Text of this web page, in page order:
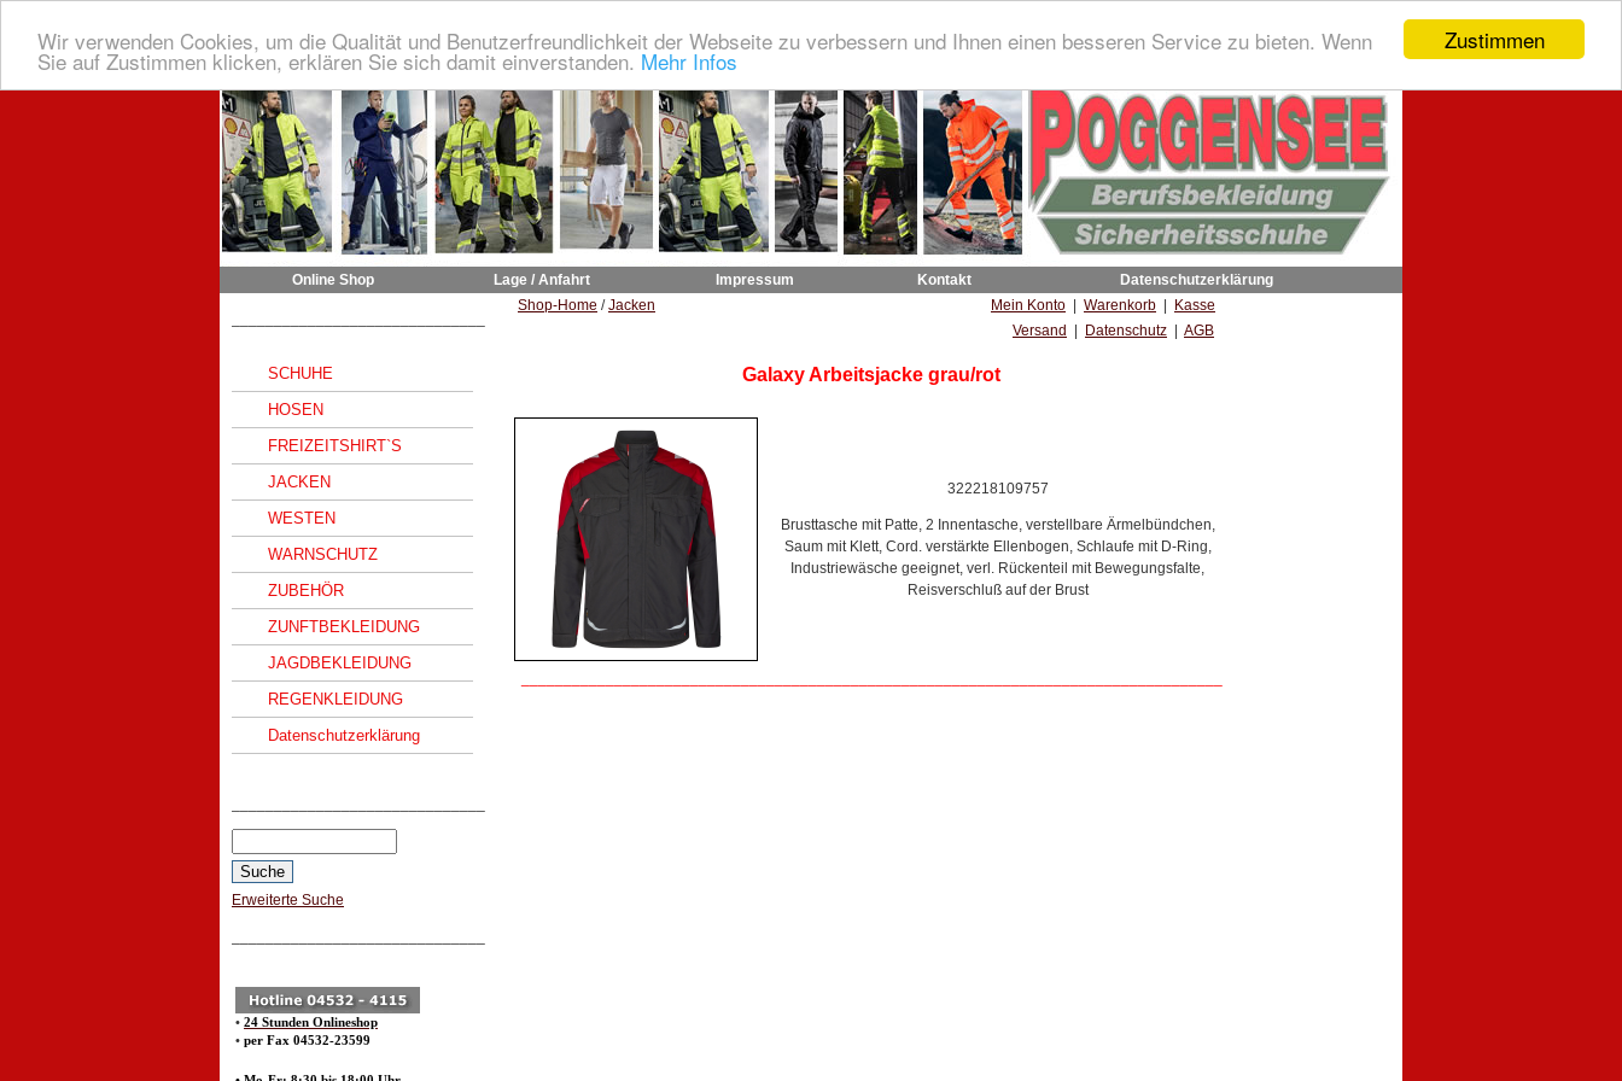
Zustimmen
Wir verwenden Cookies, um die Qualität und Benutzerfreundlichkeit der Webseite zu verbessern und Ihnen einen besseren Service zu bieten. Wenn
Sie auf Zustimmen klicken, erklären Sie sich damit einverstanden. Mehr Infos
Online Shop Lage / Anfahrt Impressum Kontakt Datenschutzerklärung
SCHUHE
HOSEN
FREIZEITSHIRT`S
JACKEN
WESTEN
WARNSCHUTZ
ZUBEHÖR
ZUNFTBEKLEIDUNG
JAGDBEKLEIDUNG
REGENKLEIDUNG
Datenschutzerklärung
Erweiterte Suche
• 24 Stunden Onlineshop
• per Fax 04532-23599
Shop-Home /Jacken Mein Konto Warenkorb
Kasse
Versand
Datenschutz AGB
Galaxy Arbeitsjacke grau/rot
322218109757
Brusttasche mit Patte, 2 Innentasche, verstellbare Ärmelbündchen,
Saum mit Klett, Cord. verstärkte Ellenbogen, Schlaufe mit D-Ring,
Industriewäsche geeignet, verl. Rückenteil mit Bewegungsfalte,
Reisverschluß auf der Brust